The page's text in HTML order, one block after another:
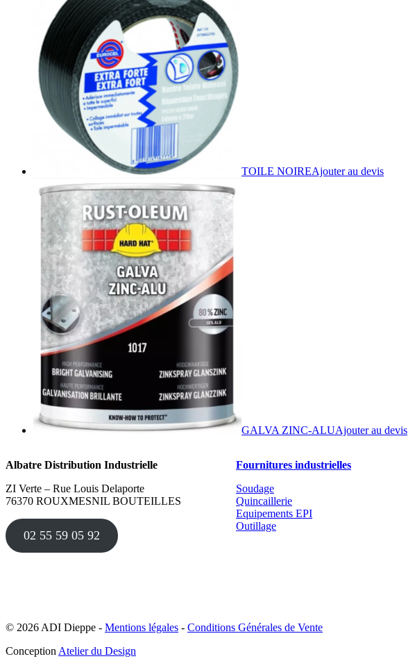
TOILE NOIREAjouter au devis
GALVA ZINC-ALUAjouter au devis
Albatre Distribution Industrielle
ZI Verte – Rue Louis Delaporte
76370 ROUXMESNIL BOUTEILLES
02 55 59 05 92
Fournitures industrielles
Soudage
Quincaillerie
Equipements EPI
Outillage
© 2026 ADI Dieppe - Mentions légales - Conditions Générales de Vente
ConceptionAtelier du Design